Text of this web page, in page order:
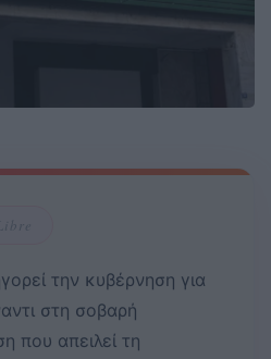
την κυβέρνηση για
στη σοβαρή
που απειλεί τη